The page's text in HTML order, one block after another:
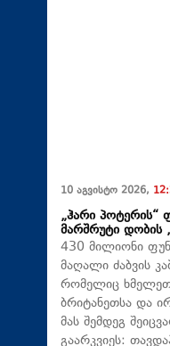
10 აგვისტო 2026,
„ჰარი პოტერის“
მარშრუტი დობის
430 მილიონი
მაღალი ძაბვის
რომელიც
ბრიტანეთსა და
მას შემდეგ
გაარკვიეს: